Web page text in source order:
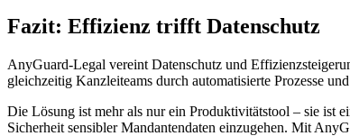
Fazit: Effizienz trifft Datenschutz
AnyGuard-Legal vereint Datenschutz und
gleichzeitig Kanzleiteams durch automatisierte Prozesse
Die Lösung ist mehr als nur ein Produktivitätstool – sie ist
Sicherheit sensibler Mandantendaten einzugehen. Mit